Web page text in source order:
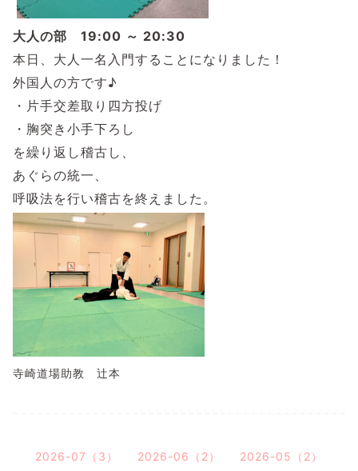
大人の部 19:00 ～ 20:30
本日、大人一名入門することになりました！
外国人の方です♪
・片手交差取り四方投げ
・胸突き小手下ろし
を繰り返し稽古し、
あぐらの統一、
呼吸法を行い稽古を終えました。
寺崎道場助教 辻本
2026-07（3） 2026-06（2）
2026-05（2）